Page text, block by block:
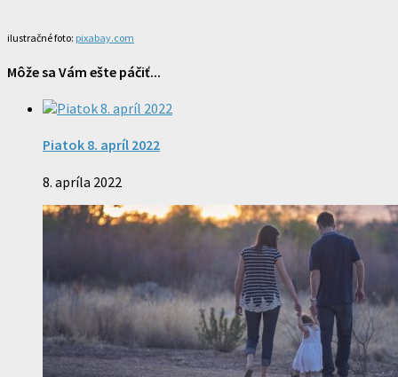
ilustračné foto: pixabay.com
Môže sa Vám ešte páčiť...
Piatok 8. apríl 2022
8. apríla 2022